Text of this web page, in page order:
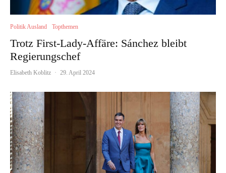
Politik Ausland Topthemen
Trotz First-Lady-Affäre: Sánchez bleibt
Regierungschef
Elisabeth Koblitz · 29. April 2024